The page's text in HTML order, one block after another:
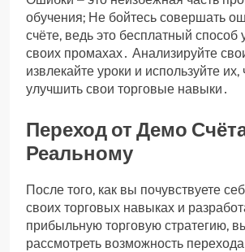
обучения; Не бойтесь совершать
счёте, ведь это бесплатный способ
своих промахах․ Анализируйте
извлекайте уроки и используйте их,
улучшить свои торговые навыки․
Переход от Демо
Реальному
После того, как вы почувствуете
своих торговых навыках и
прибыльную торговую стратегию,
рассмотреть возможность